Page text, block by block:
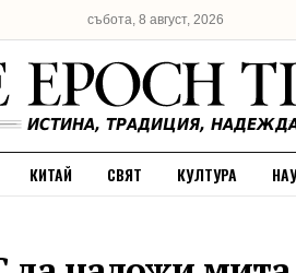
събота, 8 август, 2026
КИТАЙ СВЯТ КУЛТУРА